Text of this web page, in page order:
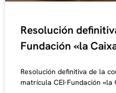
Resolución
Fundación «la
Resolución definitiva de la
matrícula CEI-Fundación «la